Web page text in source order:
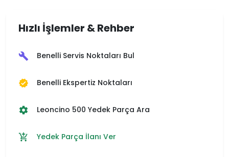
Hızlı İşlemler & Rehber
build Benelli Servis Noktaları Bul
verified Benelli Ekspertiz Noktaları
settings Leoncino 500 Yedek Parça Ara
add_shopping_cart Yedek Parça İlanı Ver